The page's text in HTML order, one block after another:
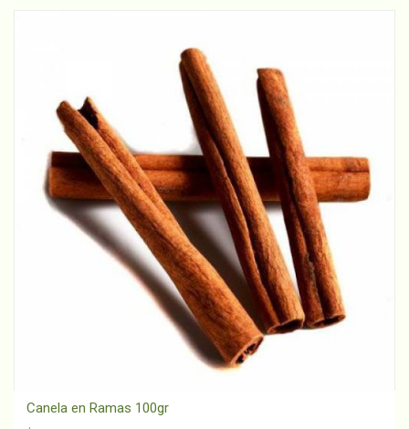
Canela en Ramas 100gr